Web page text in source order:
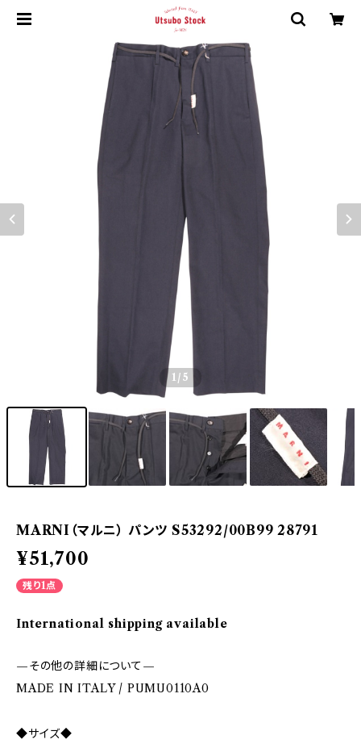
1 /5
MARNI（マルニ） パンツ S53292/00B99 28791
¥51,700
残り1点
International shipping available
—その他の詳細について—
MADE IN ITALY / PUMU0110A0
◆サイズ◆